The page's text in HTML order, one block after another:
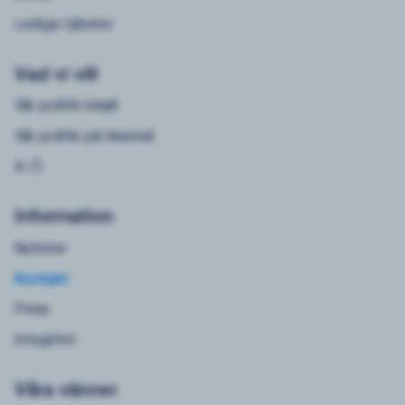
Lediga tjänster
Vad vi vill
Vår politik lokalt
Vår politik på riksnivå
A-Ö
Information
Nyheter
Kontakt
Press
Integritet
Våra vänner